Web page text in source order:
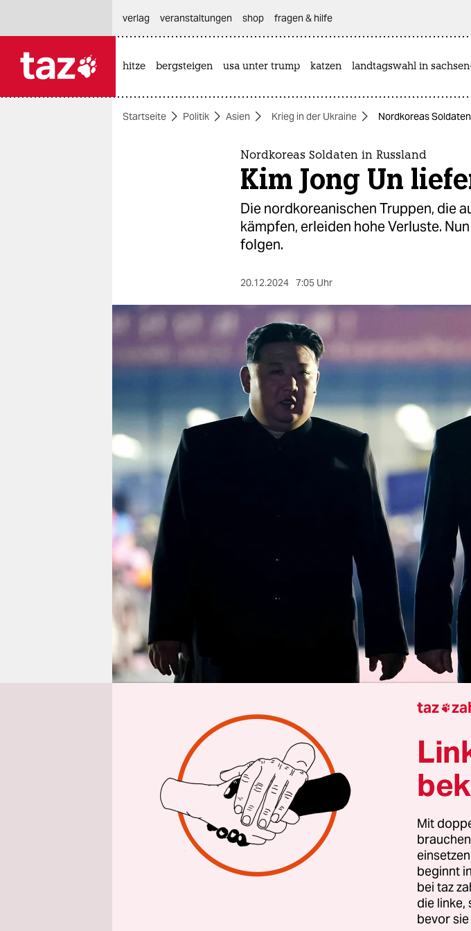
themen
berlin
wahrheit
verlag
veranstaltungen
shop
fragen & hilfe
unterstützen
abo
genossenschaft
epaper login
verlag
veranstaltungen shop fragen & hilfe
hitze bergsteigen usa unter trump katzen landtagswahl in
Startseite Politik Asien Krieg in der Ukraine Nordkoreas
Nordkoreas Soldaten in Russland
Kim Jong Un
Die nordkoreanischen Truppen, die
kämpfen, erleiden hohe Verluste.
folgen.
20.12.2024 7:05 Uhr
Aus Seoul Fabian Kretschmer
Als die nordkoreanischen Truppen
wurden sie zunächst von
Sturmkorps, eine auf Infiltration
Machthaber Kim Jong Un, gab
Welle gescheitert war, waren sie
zwangen die Ukrainer zum
Nordkoreaner dafür ihr Leben
taz 
Mit
beginnt
bei taz
die
bevor